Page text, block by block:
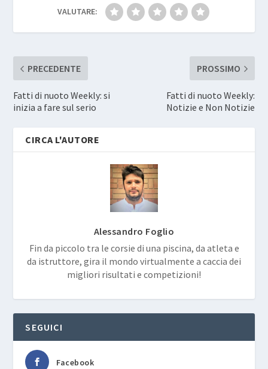
VALUTARE:
PRECEDENTE
Fatti di nuoto Weekly: si
inizia a fare sul serio
PROSSIMO
Fatti di nuoto Weekly:
Notizie e Non Notizie
CIRCA L'AUTORE
Alessandro Foglio
Fin da piccolo tra le corsie di una piscina, da atleta e
da istruttore, gira il mondo virtualmente a caccia dei
migliori risultati e competizioni!
SEGUICI
Facebook